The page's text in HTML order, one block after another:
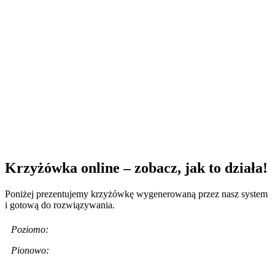
Krzyżówka online – zobacz, jak to działa!
Poniżej prezentujemy krzyżówkę wygenerowaną przez nasz system
i gotową do rozwiązywania.
Poziomo:
Pionowo: